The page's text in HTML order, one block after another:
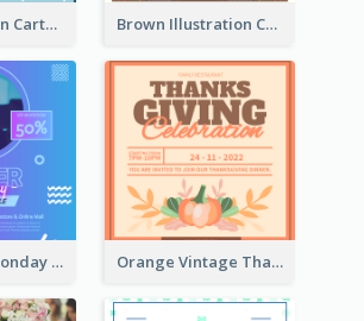
Blue Snowman Cartoon Christmas Concert Invitation Brown Illustration Christmas Sweater Party Invitation
Cyber Punk Monday Discount Invitation Design Orange Vintage Thanksgiving Celebration Invitation Design